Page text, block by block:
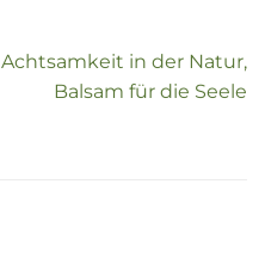
Achtsamkeit in der Natur,
Balsam für die Seele